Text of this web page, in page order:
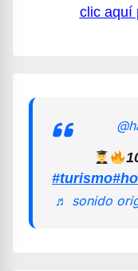
clic aquí
#turismo
♬ sonido